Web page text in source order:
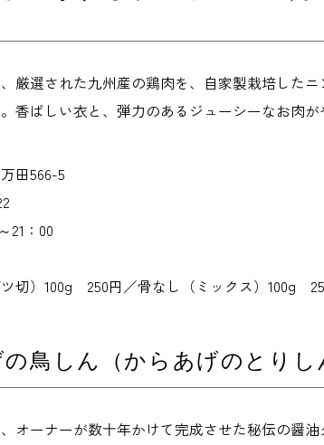
厳選された九州産の鶏肉を、自家製栽培した
香ばしい衣と、弾力のあるジューシーなお肉が
田566-5
21：00
ツ切）100g 250円／骨なし（ミックス）100g
鳥しん（からあげのとりし
オーナーが数十年かけて完成させた秘伝の醤